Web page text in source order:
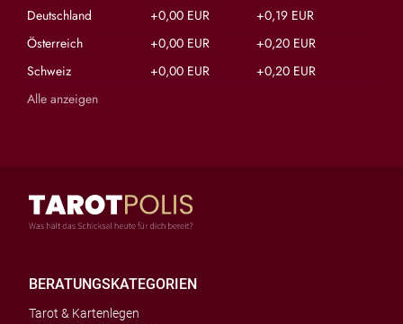
Deutschland
+0,00 EUR
+0,19 EUR
Österreich
+0,00 EUR
+0,20 EUR
Schweiz
+0,00 EUR
+0,20 EUR
Alle anzeigen
BERATUNGSKATEGORIEN
Tarot & Kartenlegen